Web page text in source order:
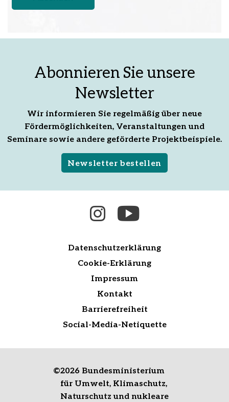
Abonnieren Sie unsere
Newsletter
Wir informieren Sie regelmäßig über neue
Fördermöglichkeiten, Veranstaltungen und
Seminare sowie andere geförderte Projektbeispiele.
Newsletter bestellen
Datenschutzerklärung
Cookie-Erklärung
Impressum
Kontakt
Barrierefreiheit
Social-Media-Netiquette
©2026 Bundesministerium
für Umwelt, Klimaschutz,
Naturschutz und nukleare